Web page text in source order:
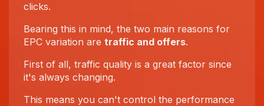
clicks.
Bearing this in mind, the two main reasons for
EPC variation are traffic and offers.
First of all, traffic quality is a great factor since
it's always changing.
This means you can't control the performance